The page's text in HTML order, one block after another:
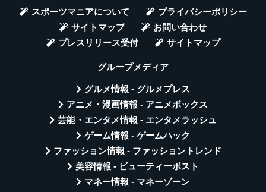
スポーツマニアについて
プライバシーポリシー
サイトマップ
お問い合わせ
プレスリリース受付
サイトマップ
グループメディア
グルメ情報 - グルメプレス
アニメ・漫画情報 - アニメボックス
芸能・エンタメ情報 - エンタメラッシュ
ゲーム情報 - ゲームハック
ファッション情報 - ファッショントレンド
美容情報 - ビューティーポスト
マネー情報 - マネーゾーン